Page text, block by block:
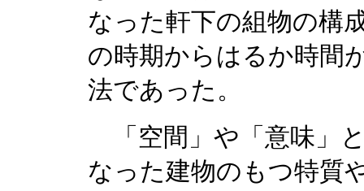
なった軒下の組物の構
の時期からはるか時間
法であった。
「空間」や「意味」
なった建物のもつ特質